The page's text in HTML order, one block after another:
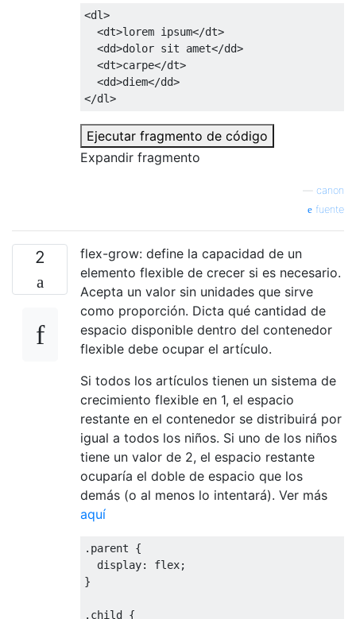
<dl>
<dt>lorem ipsum</dt>
<dd>dolor sit amet</dd>
<dt>carpe</dt>
<dd>diem</dd>
</dl>
Ejecutar fragmento de código
Expandir fragmento
canon
fuente
2
flex-grow: define la capacidad de un
elemento flexible de crecer si es necesario.
Acepta un valor sin unidades que sirve
como proporción. Dicta qué cantidad de
espacio disponible dentro del contenedor
flexible debe ocupar el artículo.
Si todos los artículos tienen un sistema de
crecimiento flexible en 1, el espacio
restante en el contenedor se distribuirá por
igual a todos los niños. Si uno de los niños
tiene un valor de 2, el espacio restante
ocuparía el doble de espacio que los
demás (o al menos lo intentará). Ver más
aquí
. parent {
display: flex;
}
. child {